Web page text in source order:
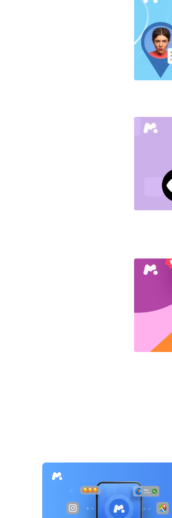
ゲ
ー
シ